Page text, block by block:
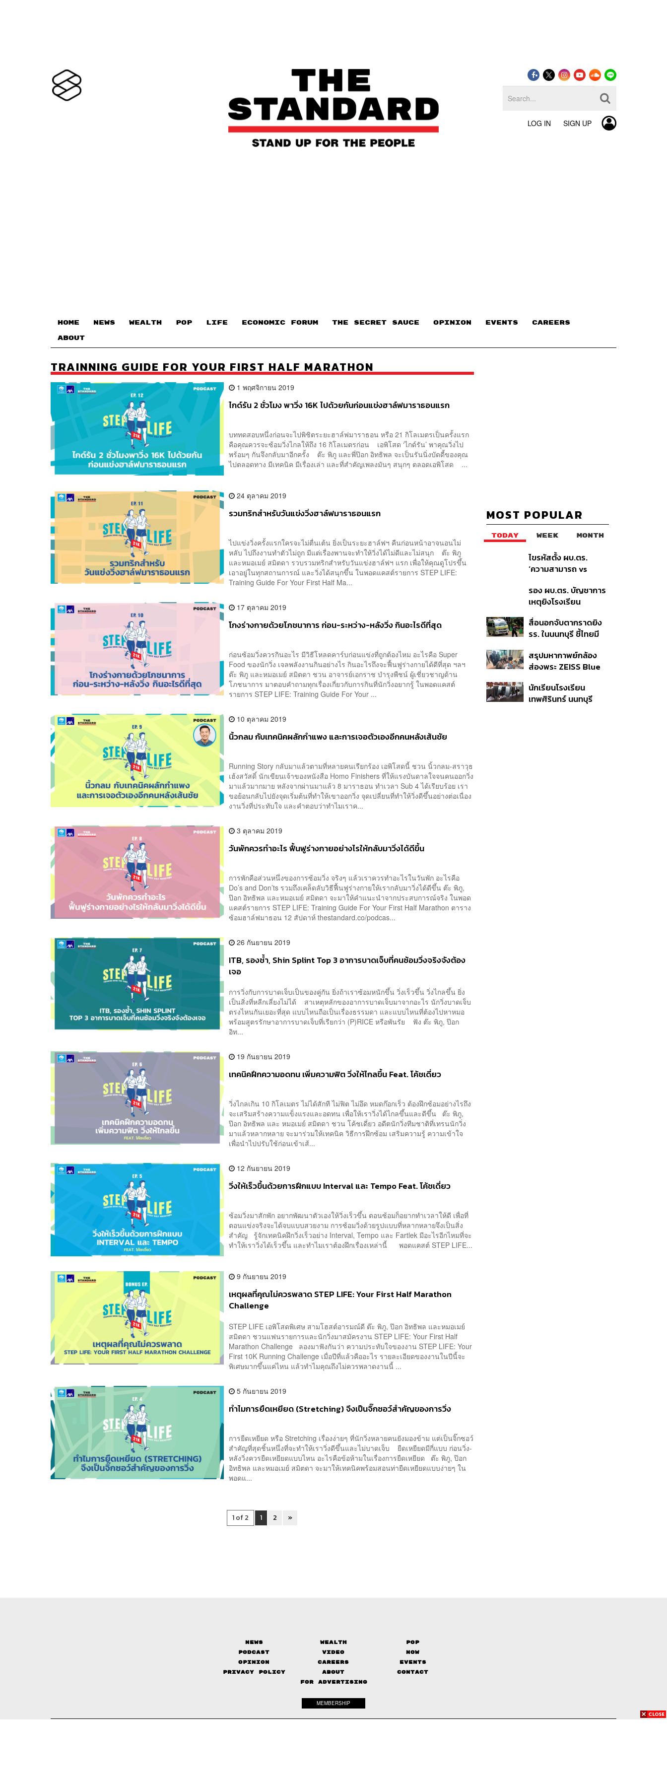
LOG IN SIGN UP
HOME NEWS WEALTH POP LIFE ECONOMIC FORUM THE SECRET SAUCE​ OPINION EVENTS CAREERS
ABOUT
TRAINNING GUIDE FOR YOUR FIRST HALF MARATHON
1 พฤศจิกายน 2019
ไกด์รัน 2 ชั่วโมง พาวิ่ง 16K ไปด้วยกันก่อนแข่งฮาล์ฟมาราธอนแรก
บททดสอบหนึ่งก่อนจะไปพิชิตระยะฮาล์ฟมาราธอน หรือ 21 กิโลเมตรเป็นครั้งแรก
คือคุณควรจะซ้อมวิ่งไกลให้ถึง 16 กิโลเมตรก่อน เอพิโสด ‘ไกด์รัน’ พาคุณวิ่งไป
พร้อมๆ กันจึงกลับมาอีกครั้ง ต๊ะ พิภู และพี่ป๊อก อิทธิพล จะเป็นรันนิ่งบัดดี้ของคุณ
ไปตลอดทาง มีเทคนิค มีเรื่องเล่า และที่สำคัญเพลงมันๆ สนุกๆ ตลอดเอพิโสด ...
24 ตุลาคม 2019
รวมทริกสำหรับวันแข่งวิ่งฮาล์ฟมาราธอนแรก
ไปแข่งวิ่งครั้งแรกใครจะไม่ตื่นเต้น ยิ่งเป็นระยะฮาล์ฟฯ คืนก่อนหน้าอาจนอนไม่
หลับ ไปถึงงานทำตัวไม่ถูก มีแต่เรื่องพานจะทำให้วิ่งได้ไม่ดีและไม่สนุก ต๊ะ พิภู
และหมอเมย์ สมิตดา รวบรวมทริกสำหรับวันแข่งฮาล์ฟฯ แรก เพื่อให้คุณดูโปรขึ้น
เอาอยู่ในทุกสถานการณ์ และวิ่งได้สนุกขึ้น ในพอดแคสต์รายการ STEP LIFE:
Training Guide For Your First Half Ma...
17 ตุลาคม 2019
โกงร่างกายด้วยโภชนาการ ก่อน-ระหว่าง-หลังวิ่ง กินอะไรดีที่สุด
ก่อนซ้อมวิ่งควรกินอะไร มีวิธีโหลดคาร์บก่อนแข่งที่ถูกต้องไหม อะไรคือ Super
Food ของนักวิ่ง เจลพลังงานกินอย่างไร กินอะไรถึงจะฟื้นฟูร่างกายได้ดีที่สุด ฯลฯ
ต๊ะ พิภู และหมอเมย์ สมิตดา ชวน อาจารย์เอกราช บำรุงพืชน์ ผู้เชี่ยวชาญด้าน
โภชนาการ มาตอบคำถามทุกเรื่องเกี่ยวกับการกินที่นักวิ่งอยากรู้ ในพอดแคสต์
รายการ STEP LIFE: Training Guide For Your ...
10 ตุลาคม 2019
นิ้วกลม กับเทคนิคผลักกำแพง และการเจอตัวเองอีกคนหลังเส้นชัย
Running Story กลับมาแล้วตามที่หลายคนเรียกร้อง เอพิโสดนี้ ชวน นิ้วกลม-สราวุธ
เฮ้งสวัสดิ์ นักเขียนเจ้าของหนังสือ Homo Finishers ที่ให้แรงบันดาลใจจนคนออกวิ่ง
มาแล้วมากมาย หลังจากผ่านมาแล้ว 8 มาราธอน ทำเวลา Sub 4 ได้เรียบร้อย เรา
ขอย้อนกลับไปยังจุดเริ่มต้นที่ทำให้เขาออกวิ่ง จุดเปลี่ยนที่ทำให้วิ่งดีขึ้นอย่างต่อเนื่อง
งานวิ่งที่ประทับใจ และคำตอบว่าทำไมเราค...
3 ตุลาคม 2019
วันพักควรทำอะไร ฟื้นฟูร่างกายอย่างไรให้กลับมาวิ่งได้ดีขึ้น
การพักคือส่วนหนึ่งของการซ้อมวิ่ง จริงๆ แล้วเราควรทำอะไรในวันพัก อะไรคือ
Do’s and Don’ts รวมถึงเคล็ดลับวิธีฟื้นฟูร่างกายให้เรากลับมาวิ่งได้ดีขึ้น ต๊ะ พิภู,
ป๊อก อิทธิพล และหมอเมย์ สมิตดา จะมาให้คำแนะนำจากประสบการณ์จริง ในพอด
แคสต์รายการ STEP LIFE: Training Guide For Your First Half Marathon ตาราง
ซ้อมฮาล์ฟมาธอน 12 สัปดาห์ thestandard.co/podcas...
26 กันยายน 2019
ITB, รองช้ำ, Shin Splint Top 3 อาการบาดเจ็บที่คนซ้อมวิ่งจริงจังต้อง
เจอ
การวิ่งกับการบาดเจ็บเป็นของคู่กัน ยิ่งถ้าเราซ้อมหนักขึ้น วิ่งเร็วขึ้น วิ่งไกลขึ้น ยิ่ง
เป็นสิ่งที่หลีกเลี่ยงไม่ได้ สาเหตุหลักของอาการบาดเจ็บมาจากอะไร นักวิ่งบาดเจ็บ
ตรงไหนกันเยอะที่สุด แบบไหนถือเป็นเรื่องธรรมดา และแบบไหนที่ต้องไปหาหมอ
พร้อมสูตรรักษาอาการบาดเจ็บที่เรียกว่า (P)RICE หรือพันรัย ฟัง ต๊ะ พิภู, ป๊อก
อิท...
19 กันยายน 2019
เทคนิคฝึกความอดทน เพิ่มความฟิต วิ่งให้ไกลขึ้น Feat. โค้ชเดี่ยว
วิ่งไกลเกิน 10 กิโลเมตร ไม่ได้สักที ไม่ฟิต ไม่อึด หมดก๊อกเร็ว ต้องฝึกซ้อมอย่างไรถึง
จะเสริมสร้างความแข็งแรงและอดทน เพื่อให้เราวิ่งได้ไกลขึ้นและดีขึ้น ต๊ะ พิภู,
ป๊อก อิทธิพล และ หมอเมย์ สมิตดา ชวน โค้ชเดี่ยว อดีตนักวิ่งทีมชาติที่เทรนนักวิ่ง
มาแล้วหลากหลาย จะมาร่วมให้เทคนิค วิธีการฝึกซ้อม เสริมความรู้ ความเข้าใจ
เพื่อนำไปปรับใช้ก่อนเข้าเส้...
12 กันยายน 2019
วิ่งให้เร็วขึ้นด้วยการฝึกแบบ Interval และ Tempo Feat. โค้ชเดี่ยว
ซ้อมวิ่งมาสักพัก อยากพัฒนาตัวเองให้วิ่งเร็วขึ้น ตอนซ้อมก็อยากทำเวลาให้ดี เพื่อที่
ตอนแข่งจริงจะได้จบแบบสวยงาม การซ้อมวิ่งด้วยรูปแบบที่หลากหลายจึงเป็นสิ่ง
สำคัญ รู้จักเทคนิคฝึกวิ่งเร็วอย่าง Interval, Tempo และ Fartlek มีอะไรอีกไหมที่จะ
ทำให้เราวิ่งได้เร็วขึ้น และทำไมเราต้องฝึกเรื่องเหล่านี้ พอดแคสต์ STEP LIFE...
9 กันยายน 2019
เหตุผลที่คุณไม่ควรพลาด STEP LIFE: Your First Half Marathon
Challenge
STEP LIFE เอพิโสดพิเศษ สามโฮสต์อารมณ์ดี ต๊ะ พิภู, ป๊อก อิทธิพล และหมอเมย์
สมิตดา ชวนแฟนรายการและนักวิ่งมาสมัครงาน STEP LIFE: Your First Half
Marathon Challenge ลองมาฟังกันว่า ความประทับใจของงาน STEP LIFE: Your
First 10K Running Challenge เมื่อปีที่แล้วคืออะไร รายละเอียดของงานในปีนี้จะ
พิเศษมากขึ้นแค่ไหน แล้วทำไมคุณถึงไม่ควรพลาดงานนี้ ...
5 กันยายน 2019
ทำไมการยืดเหยียด (Stretching) จึงเป็นจิ๊กซอว์สำคัญของการวิ่ง
การยืดเหยียด หรือ Stretching เรื่องง่ายๆ ที่นักวิ่งหลายคนยังมองข้าม แต่เป็นจิ๊กซอว์
สำคัญที่สุดชิ้นหนึ่งที่จะทำให้เราวิ่งดีขึ้นและไม่บาดเจ็บ ยืดเหยียดมีกี่แบบ ก่อนวิ่ง-
หลังวิ่งควรยืดเหยียดแบบไหน อะไรคือข้อห้ามในเรื่องการยืดเหยียด ต๊ะ พิภู, ป๊อก
อิทธิพล และหมอเมย์ สมิตดา จะมาให้เทคนิคพร้อมสอนท่ายืดเหยียดแบบง่ายๆ ใน
พอดแ...
1 of 2 1 2 »
MOST POPULAR
TODAY WEEK MONTH
ไขรหัสตั้ง ผบ.ตร.
‘ความสามารถ vs
ปฏิรูปสีกากี กับ
พล.ต.อ. เอก อังสนา
นนท์
รอง ผบ.ตร. บัญชาการ
เหตุยิงโรงเรียน
ค้นหา 2 รอบยืนยันไร้คน
ติดค้าง พบศพปู่-ย่าที่
สื่อนอกจับตากราดยิง
รร. ในนนทบุรี ชี้ไทยมี
ในระดับต้นของภูมิภาค
สรุปมหากาพย์กล้อง
ส่องพระ ZEISS Blue
ผลิต 8.3 ล้าน สู่ข้อ
พิพาท ‘มาเวลล์ฯ’ ฟ้อง
นักเรียนโรงเรียน
เทพศิรินทร์ นนทบุรี
News Wealth
Pop
Podcast
Video
Now
Opinion
Careers
Events
Privacy Policy
About
Contact
FOR ADVERTISING
MEMBERSHIP